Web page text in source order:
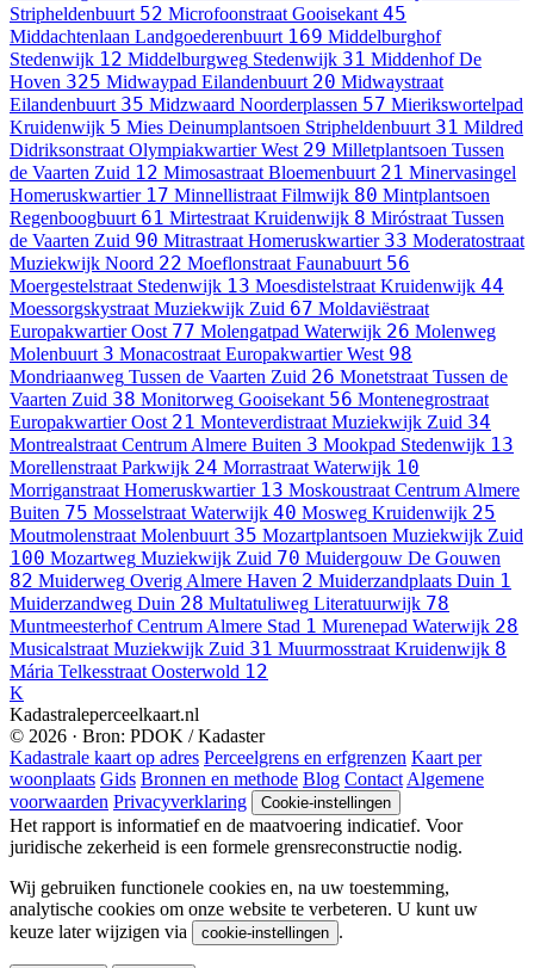
Stripheldenbuurt 52 Microfoonstraat Gooisekant 45
Middachtenlaan Landgoederenbuurt 169 Middelburghof
Stedenwijk 12 Middelburgweg Stedenwijk 31 Middenhof De
Hoven 325 Midwaypad Eilandenbuurt 20 Midwaystraat
Eilandenbuurt 35 Midzwaard Noorderplassen 57 Mierikswortelpad
Kruidenwijk 5 Mies Deinumplantsoen Stripheldenbuurt 31 Mildred
Didriksonstraat Olympiakwartier West 29 Milletplantsoen Tussen
de Vaarten Zuid 12 Mimosastraat Bloemenbuurt 21 Minervasingel
Homeruskwartier 17 Minnellistraat Filmwijk 80 Mintplantsoen
Regenboogbuurt 61 Mirtestraat Kruidenwijk 8 Miróstraat Tussen
de Vaarten Zuid 90 Mitrastraat Homeruskwartier 33 Moderatostraat
Muziekwijk Noord 22 Moeflonstraat Faunabuurt 56
Moergestelstraat Stedenwijk 13 Moesdistelstraat Kruidenwijk 44
Moessorgskystraat Muziekwijk Zuid 67 Moldaviëstraat
Europakwartier Oost 77 Molengatpad Waterwijk 26 Molenweg
Molenbuurt 3 Monacostraat Europakwartier West 98
Mondriaanweg Tussen de Vaarten Zuid 26 Monetstraat Tussen de
Vaarten Zuid 38 Monitorweg Gooisekant 56 Montenegrostraat
Europakwartier Oost 21 Monteverdistraat Muziekwijk Zuid 34
Montrealstraat Centrum Almere Buiten 3 Mookpad Stedenwijk 13
Morellenstraat Parkwijk 24 Morrastraat Waterwijk 10
Morriganstraat Homeruskwartier 13 Moskoustraat Centrum Almere
Buiten 75 Mosselstraat Waterwijk 40 Mosweg Kruidenwijk 25
Moutmolenstraat Molenbuurt 35 Mozartplantsoen Muziekwijk Zuid
100 Mozartweg Muziekwijk Zuid 70 Muidergouw De Gouwen
82 Muiderweg Overig Almere Haven 2 Muiderzandplaats Duin 1
Muiderzandweg Duin 28 Multatuliweg Literatuurwijk 78
Muntmeesterhof Centrum Almere Stad 1 Murenepad Waterwijk 28
Musicalstraat Muziekwijk Zuid 31 Muurmosstraat Kruidenwijk 8
Mária Telkesstraat Oosterwold 12
K
Kadastraleperceelkaart.nl
© 2026 · Bron: PDOK / Kadaster
Kadastrale kaart op adres Perceelgrens en erfgrenzen Kaart per
woonplaats Gids Bronnen en methode Blog ContactAlgemene
voorwaarden Privacyverklaring Cookie-instellingen
Het rapport is informatief en de maatvoering indicatief. Voor
juridische zekerheid is een formele grensreconstructie nodig.
Wij gebruiken functionele cookies en, na uw toestemming,
analytische cookies om onze website te verbeteren. U kunt uw
keuze later wijzigen via
cookie-instellingen .